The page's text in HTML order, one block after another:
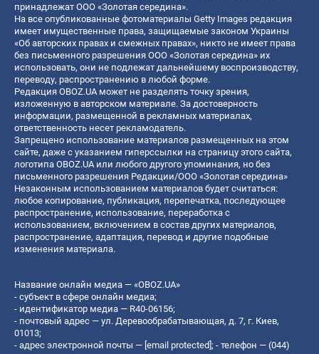
принадлежат ООО «Золотая середина».
На все опубликованные фотоматериалы Getty Images редакция
имеет имущественные права, защищаемые законом Украины
«Об авторских правах и смежных правах», никто не имеет права
без письменного разрешения ООО «Золотая середина» их
использовать, они не подлежат дальнейшему воспроизводству,
переводу, распространению в любой форме.
Редакция OBOZ.UA может не разделять точку зрения,
изложенную в авторском материале. За достоверность
информации, размещенной в рекламных материалах,
ответственность несет рекламодатель.
Запрещено использование материалов размещенных на этом
сайте, даже с указанием гиперссылки на страницу этого сайта,
логотипа OBOZ.UA или любого другого упоминания, но без
письменного разрешения Редакции/ООО «Золотая середина»
Незаконным использованием материалов будет считаться:
любое копирование, публикация, перепечатка, последующее
распространение, использование, переработка с
использованием, включением в состав других материалов,
распространение, адаптация, перевод и другие подобные
изменения материала.
Название онлайн медиа — «OBOZ.UA»
- субъект в сфере онлайн медиа;
- идентификатор медиа — R40-06156;
- почтовый адрес — ул. Деревообрабатывающая, д. 7, г. Киев,
01013;
- адрес электронной почты — [email protected]; - телефон — (044)